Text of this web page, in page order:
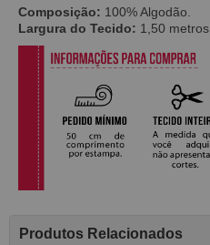
Composição: 100% Algodão.
Largura do Tecido: 1,50 metros
Produtos Relacionados